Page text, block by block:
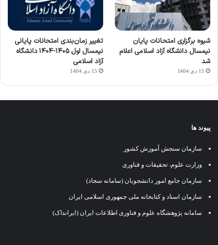
شیوه برگزاری امتحانات پایان
نیمسال دانشگاه آزاد اسلامی اعلام
شد
15 دی 1404
تغییر زمان‌بندی امتحانات پایانی
نیمسال اول ۱۴۰۵-۱۴۰۴ دانشگاه
آزاد اسلامی
15 دی 1404
پیوند ها
سازمان سنجش آموزش کشور
وزارت علوم، تحقیقات و فناوری
سازمان جامع امور دانشجویان (سامانه سجاد)
سازمان اسناد و کتابخانه ملی جمهوری اسلامی ایران
سامانه پژوهشگاه علوم و فناوری اطلاعات ایران (ایرانداک)